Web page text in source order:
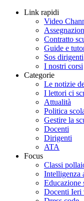
Link rapidi
Video
Contratto
Guide e
Sos dirigenti
I nostri corsi
Categorie
Le notizie
I lettori ci
Attualità
Politica
Gestire la
Docenti
Dirigenti
ATA
Focus
Classi
Intelligenza
Educazione
Docenti Ieri